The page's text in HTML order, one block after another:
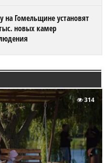
на Гомельщине установят
новых камер
314